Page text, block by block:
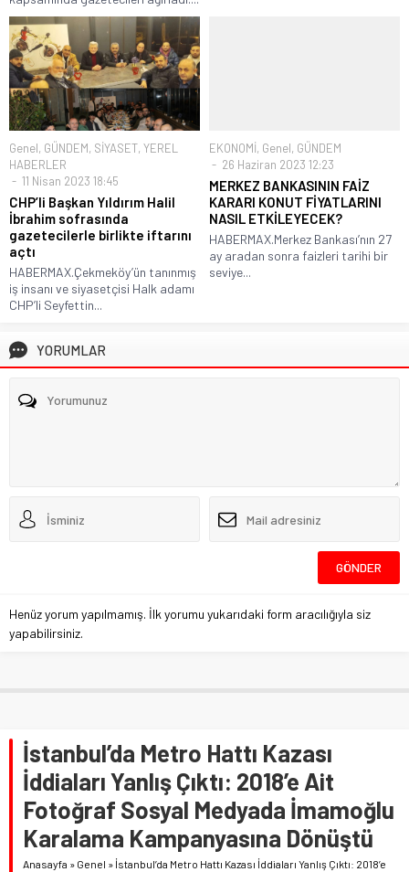
Genel, GÜNDEM, SİYASET, YEREL
HABERLER
11 Nisan 2023 18:45
CHP’li Başkan Yıldırım Halil
İbrahim sofrasında
gazetecilerle birlikte iftarını
açtı
HABERMAX.Çekmeköy’ün tanınmış
iş insanı ve siyasetçisi Halk adamı
CHP’li Seyfettin...
EKONOMİ, Genel, GÜNDEM
26 Haziran 2023 12:23
MERKEZ BANKASININ FAİZ
KARARI KONUT FİYATLARINI
NASIL ETKİLEYECEK?
HABERMAX.Merkez Bankası’nın 27
ay aradan sonra faizleri tarihi bir
seviye...
YORUMLAR
Henüz yorum yapılmamış. İlk yorumu yukarıdaki form aracılığıyla siz
yapabilirsiniz.
İstanbul’da Metro Hattı Kazası
İddiaları Yanlış Çıktı: 2018’e Ait
Fotoğraf Sosyal Medyada İmamoğlu
Karalama Kampanyasına Dönüştü
Anasayfa » Genel » İstanbul’da Metro Hattı Kazası İddiaları Yanlış Çıktı: 2018’e